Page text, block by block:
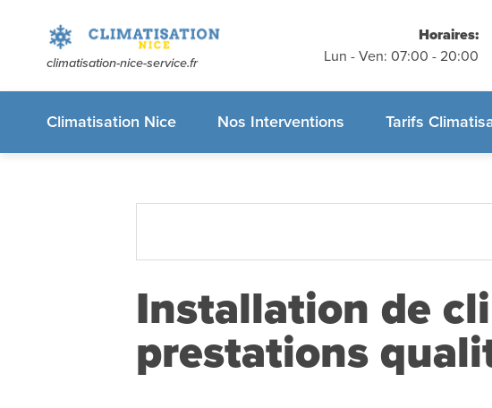
climatisation-nice-service.fr
Horaires:
Lun - Ven: 07:00 - 20:00
Climatisation Nice Nos Interventions Tarifs
gratuits
sans
appelez-nous :
Installation de
prestations